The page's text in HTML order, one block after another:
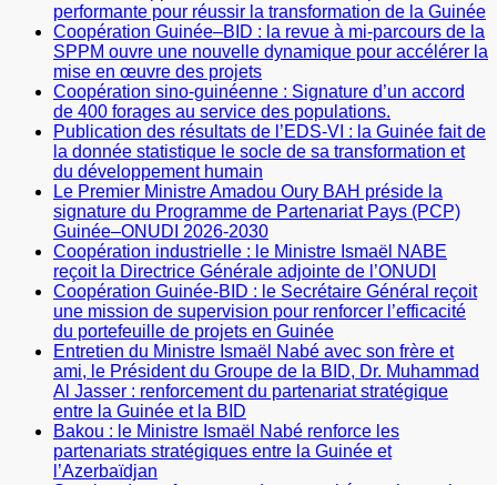
performante pour réussir la transformation de la Guinée
Coopération Guinée–BID : la revue à mi-parcours de la
SPPM ouvre une nouvelle dynamique pour accélérer la
mise en œuvre des projets
Coopération sino-guinéenne : Signature d’un accord
de 400 forages au service des populations.
Publication des résultats de l’EDS-VI : la Guinée fait de
la donnée statistique le socle de sa transformation et
du développement humain
Le Premier Ministre Amadou Oury BAH préside la
signature du Programme de Partenariat Pays (PCP)
Guinée–ONUDI 2026-2030
Coopération industrielle : le Ministre Ismaël NABE
reçoit la Directrice Générale adjointe de l’ONUDI
Coopération Guinée-BID : le Secrétaire Général reçoit
une mission de supervision pour renforcer l’efficacité
du portefeuille de projets en Guinée
Entretien du Ministre Ismaël Nabé avec son frère et
ami, le Président du Groupe de la BID, Dr. Muhammad
Al Jasser : renforcement du partenariat stratégique
entre la Guinée et la BID
Bakou : le Ministre Ismaël Nabé renforce les
partenariats stratégiques entre la Guinée et
l’Azerbaïdjan